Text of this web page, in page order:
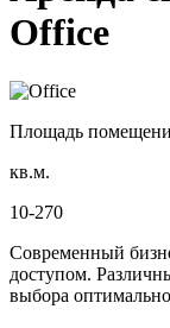
Office
Площадь
кв.м.
10-270
Современный
доступом.
выбора